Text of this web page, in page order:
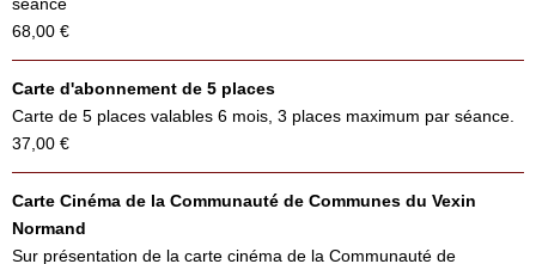
68,00 €
Carte d'abonnement de 5 places
Carte de 5 places valables 6 mois, 3 places maximum par séance.
37,00 €
Carte Cinéma de la Communauté de Communes du Vexin
Normand
Sur présentation de la carte cinéma de la Communauté de